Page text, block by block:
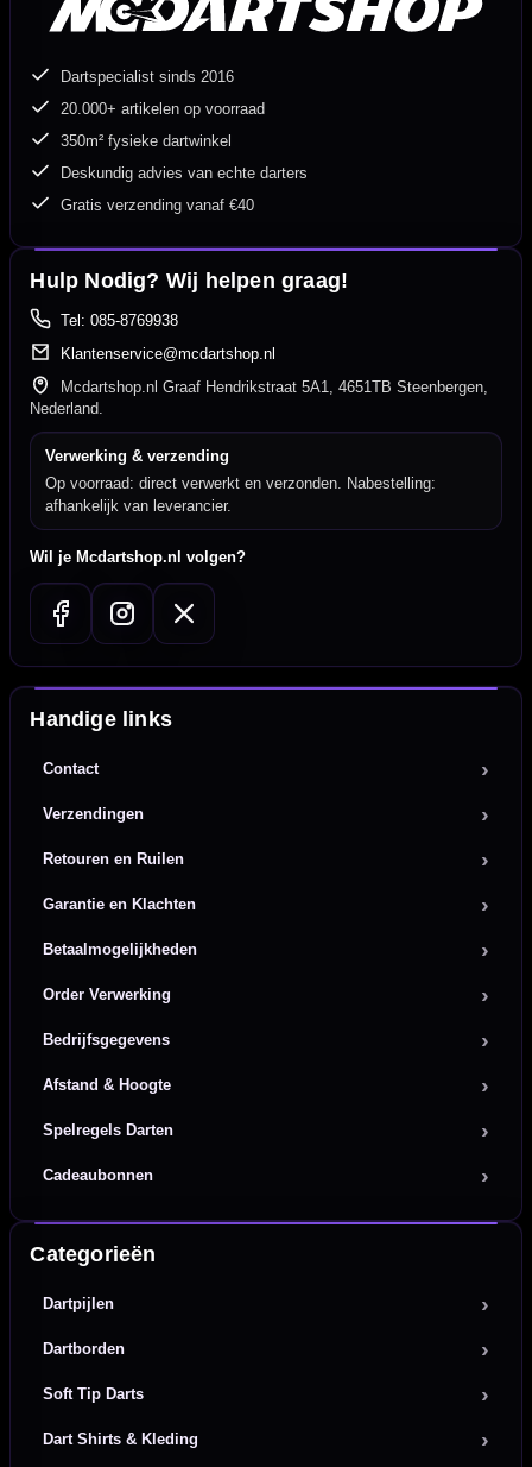
Dartspecialist sinds 2016
20.000+ artikelen op voorraad
350m² fysieke dartwinkel
Deskundig advies van echte darters
Gratis verzending vanaf €40
Hulp Nodig? Wij helpen graag!
Tel: 085-8769938
Klantenservice@mcdartshop.nl
Mcdartshop.nl Graaf Hendrikstraat 5A1, 4651TB Steenbergen,
Nederland.
Verwerking & verzending
Op voorraad: direct verwerkt en verzonden. Nabestelling:
afhankelijk van leverancier.
Wil je Mcdartshop.nl volgen?
Handige links
Contact
Verzendingen
Retouren en Ruilen
Garantie en Klachten
Betaalmogelijkheden
Order Verwerking
Bedrijfsgegevens
Afstand & Hoogte
Spelregels Darten
Cadeaubonnen
Categorieën
Dartpijlen
Dartborden
Soft Tip Darts
Dart Shirts & Kleding